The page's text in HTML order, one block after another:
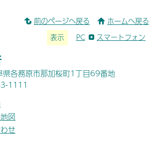
前のページへ戻る ホームへ戻る
表示 PC スマートフォン
各務原市那加桜町1丁目69番地
1111
図
せ